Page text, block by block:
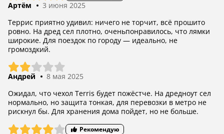
Артём
3 июня 2025
Террис приятно удивил: ничего не торчит, всё прошито
ровно. На дред сел плотно, оченьпонравилось, что лямки
широкие. Для поездок по городу — идеально, не
громоздкий.
Андрей
8 мая 2025
Ожидал, что чехол Terris будет пожёстче. На дредноут сел
нормально, но защита тонкая, для перевозки в метро не
рискнул бы. Для хранения дома пойдет, но не больше.
Рекомендую